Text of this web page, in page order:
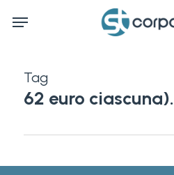
Menu
Tag
62 euro ciascuna).